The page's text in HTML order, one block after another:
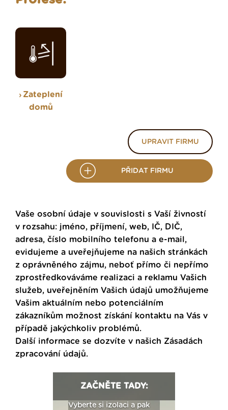
Zateplení
domů
UPRAVIT FIRMU
PŘIDAT FIRMU
Vaše osobní údaje v souvislosti s Vaší živností
v rozsahu: jméno, příjmení, web, IČ, DIČ,
adresa, číslo mobilního telefonu a e-mail,
evidujeme a uveřejňujeme na našich stránkách
z oprávněného zájmu, neboť přímo či nepřímo
zprostředkováváme realizaci a reklamu Vašich
služeb, uveřejněním Vašich údajů umožňujeme
Vašim aktuálním nebo potenciálním
zákazníkům možnost získání kontaktu na Vás v
případě jakýchkoliv problémů.
Další informace se dozvíte v našich Zásadách
zpracování údajů.
ZAČNĚTE TADY:
Vyberte si izolaci a pak